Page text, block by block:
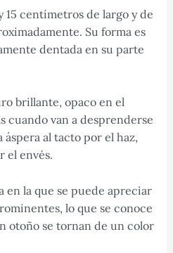
15 centímetros de largo y de
Su forma es
dentada en su parte
brillante, opaco en el
cuando van a desprenderse
al tacto por el haz,
el envés.
en la que se puede apreciar
lo que se conoce
otoño se tornan de un color